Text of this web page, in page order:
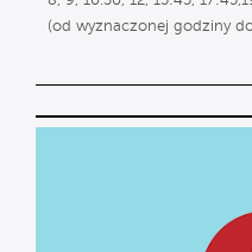
(od wyznaczonej godziny